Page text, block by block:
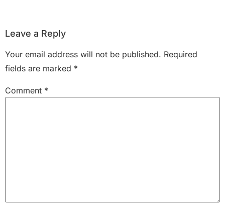
Leave a Reply
Your email address will not be published. Required
fields are marked *
Comment *